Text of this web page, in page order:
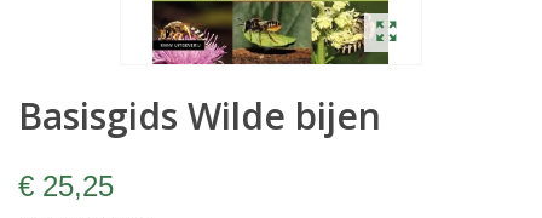
Basisgids Wilde bijen
€ 25,25